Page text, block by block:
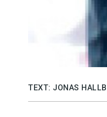
TEXT: JONAS